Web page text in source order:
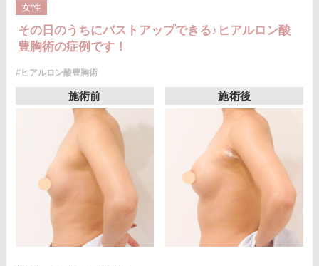
女性
その日のうちにバストアップできる♪ヒアルロン酸
豊胸術の症例です！
#ヒアルロン酸豊胸術
施術前 施術後